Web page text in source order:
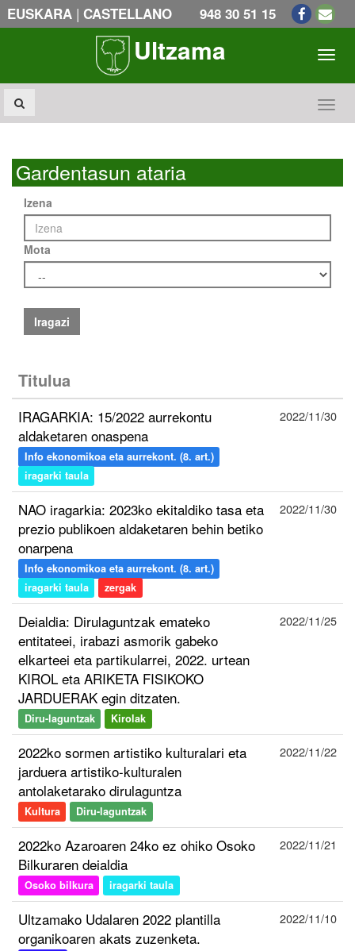
EUSKARA | CASTELLANO 948 30 51 15
Ultzama
Gardentasun ataria
Izena
Mota
Iragazi
Titulua
IRAGARKIA: 15/2022 aurrekontu
aldaketaren onaspena
Info ekonomikoa eta aurrekont. (8. art.)
iragarki taula
2022/11/30
NAO iragarkia: 2023ko ekitaldiko tasa eta
prezio publikoen aldaketaren behin betiko
onarpena
Info ekonomikoa eta aurrekont. (8. art.)
iragarki taula
zergak
2022/11/30
Deialdia: Dirulaguntzak emateko
entitateei, irabazi asmorik gabeko
elkarteei eta partikularrei, 2022. urtean
KIROL eta ARIKETA FISIKOKO
JARDUERAK egin ditzaten.
Diru-laguntzak Kirolak
2022/11/25
2022ko sormen artistiko kulturalari eta
jarduera artistiko-kulturalen
antolaketarako dirulaguntza
Kultura Diru-laguntzak
2022/11/22
2022ko Azaroaren 24ko ez ohiko Osoko
Bilkuraren deialdia
Osoko bilkura iragarki taula
2022/11/21
Ultzamako Udalaren 2022 plantilla
organikoaren akats zuzenketa.
2022/11/10